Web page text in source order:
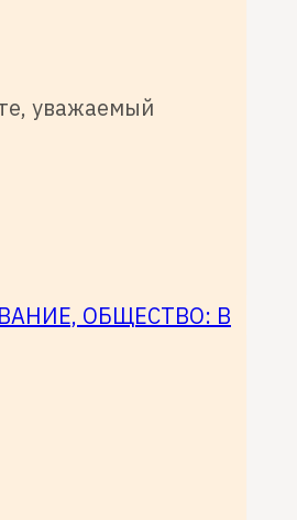
уважаемый